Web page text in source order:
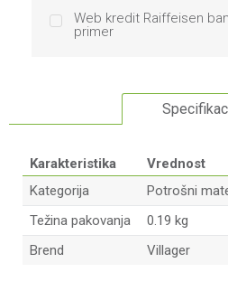
Web kredit Raiffeisen
primer
Karakteristika
Vrednost
Kategorija
Potrošni
Težina pakovanja
0.19 kg
Brend
Villager